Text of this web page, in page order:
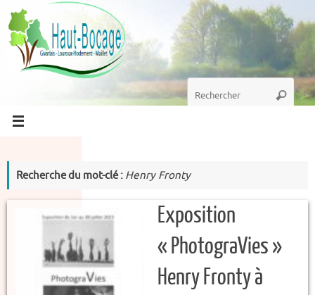
Passer
au
contenu
Recherche
pour
Recherche du mot-clé : Henry Fronty
Exposition
« PhotograVies »
Henry Fronty à